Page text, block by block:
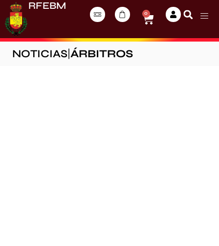
RFEBM
0
NOTICIAS ÁRBITROS